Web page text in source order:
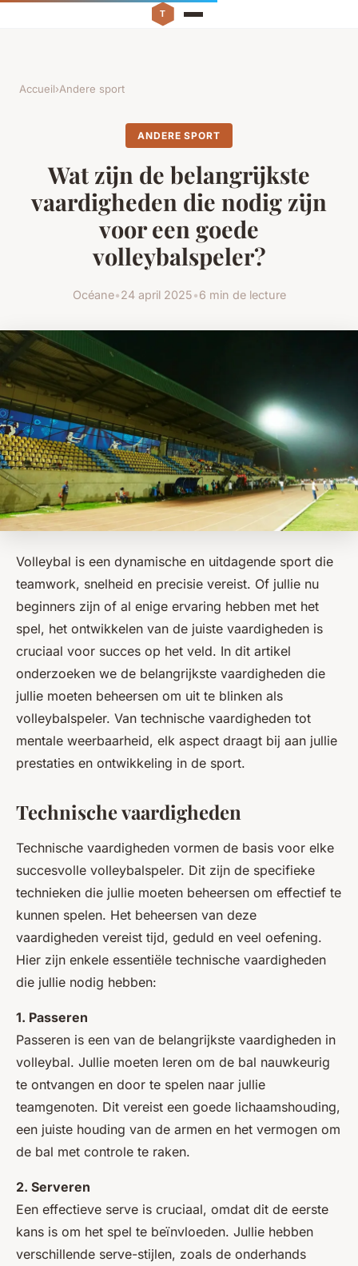
Accueil›Andere sport
ANDERE SPORT
Wat zijn de belangrijkste
vaardigheden die nodig zijn
voor een goede
volleybalspeler?
Océane•24 april 2025•6 min de lecture
Volleybal is een dynamische en uitdagende sport die
teamwork, snelheid en precisie vereist. Of jullie nu
beginners zijn of al enige ervaring hebben met het
spel, het ontwikkelen van de juiste vaardigheden is
cruciaal voor succes op het veld. In dit artikel
onderzoeken we de belangrijkste vaardigheden die
jullie moeten beheersen om uit te blinken als
volleybalspeler. Van technische vaardigheden tot
mentale weerbaarheid, elk aspect draagt bij aan jullie
prestaties en ontwikkeling in de sport.
Technische vaardigheden
Technische vaardigheden vormen de basis voor elke
succesvolle volleybalspeler. Dit zijn de specifieke
technieken die jullie moeten beheersen om effectief te
kunnen spelen. Het beheersen van deze
vaardigheden vereist tijd, geduld en veel oefening.
Hier zijn enkele essentiële technische vaardigheden
die jullie nodig hebben:
1. Passeren
Passeren is een van de belangrijkste vaardigheden in
volleybal. Jullie moeten leren om de bal nauwkeurig
te ontvangen en door te spelen naar jullie
teamgenoten. Dit vereist een goede lichaamshouding,
een juiste houding van de armen en het vermogen om
de bal met controle te raken.
2. Serveren
Een effectieve serve is cruciaal, omdat dit de eerste
kans is om het spel te beïnvloeden. Jullie hebben
verschillende serve-stijlen, zoals de onderhands